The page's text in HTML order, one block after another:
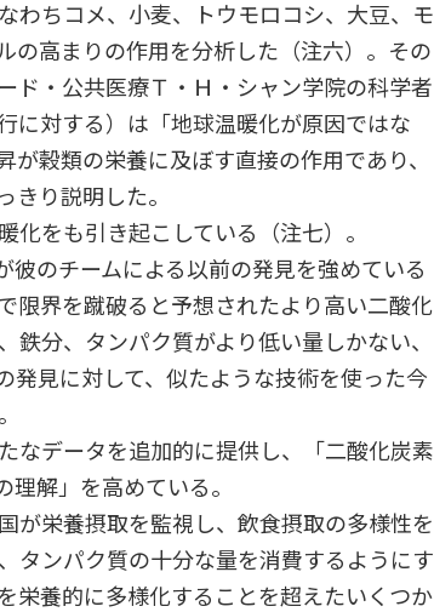
わちコメ、小麦、トウモロコシ、大豆、モ
の高まりの作用を分析した（注六）。その
ド・公共医療Ｔ・Ｈ・シャン学院の科学者
に対する）は「地球温暖化が原因ではな
穀類の栄養に及ぼす直接の作用であり、
り説明した。
をも引き起こしている（注七）。
のチームによる以前の発見を強めている
限界を蹴破ると予想されたより高い二酸化
分、タンパク質がより低い量しかない、
発見に対して、似たような技術を使った今
なデータを追加的に提供し、「二酸化炭素
解」を高めている。
が栄養摂取を監視し、飲食摂取の多様性を
タンパク質の十分な量を消費するようにす
養的に多様化することを超えたいくつか